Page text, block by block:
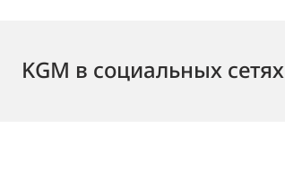
KGM в социальных сетях